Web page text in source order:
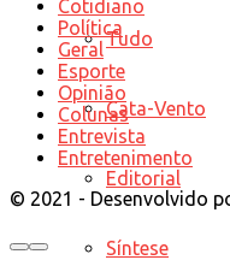
Tudo
Cata-Vento
Editorial
Síntese
Cotidiano
Política
Geral
Esporte
Opinião
Colunas
Entrevista
Entretenimento
© 2021 - Desenvolvido